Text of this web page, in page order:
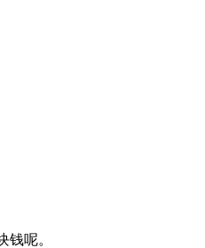
呢。